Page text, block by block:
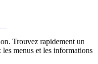
Trouvez rapidement un
les menus et les informations